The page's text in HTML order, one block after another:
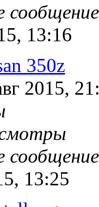
13:16
350z
2015,
13:25